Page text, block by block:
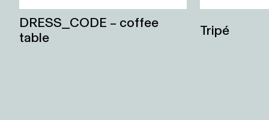
DRESS_CODE – coffee
table
Tripé